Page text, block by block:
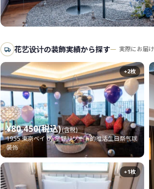
花艺设计の装飾実績から探す 実際にお届
+2枚
¥80,450(税込)(含税)
1955 東京ベイ by 星野リゾート的推活生日祭气球
装饰
+1枚